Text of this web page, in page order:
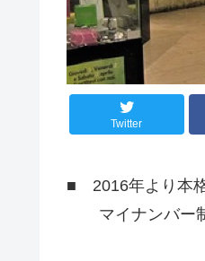
Twitter
■ 2016年より本
マイナンバー制